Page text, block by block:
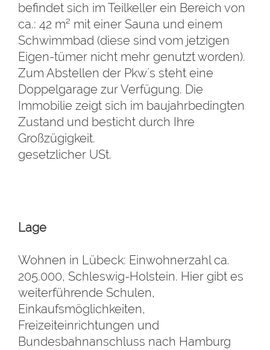
befindet sich im Teilkeller ein Bereich von
ca.: 42 m² mit einer Sauna und einem
Schwimmbad (diese sind vom jetzigen
Eigen-tümer nicht mehr genutzt worden).
Zum Abstellen der Pkw´s steht eine
Doppelgarage zur Verfügung. Die
Immobilie zeigt sich im baujahrbedingten
Zustand und besticht durch Ihre
Großzügigkeit.
gesetzlicher USt.
Lage
Wohnen in Lübeck: Einwohnerzahl ca.
205.000, Schleswig-Holstein. Hier gibt es
weiterführende Schulen,
Einkaufsmöglichkeiten,
Freizeiteinrichtungen und
Bundesbahnanschluss nach Hamburg